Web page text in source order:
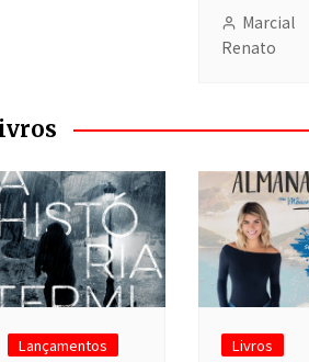
Marcial
Renato
Lançamentos
Livros